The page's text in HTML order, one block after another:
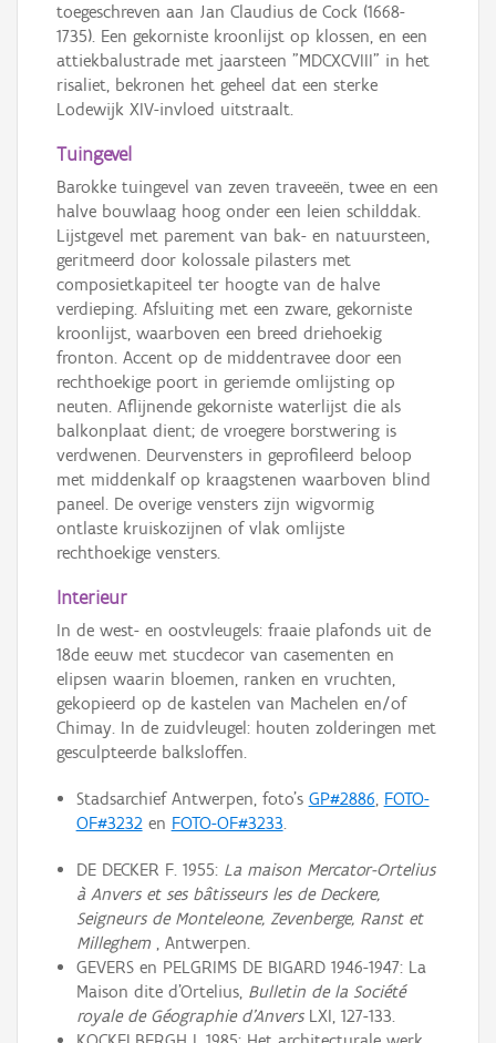
toegeschreven aan Jan Claudius de Cock (1668-
1735). Een gekorniste kroonlijst op klossen, en een
attiekbalustrade met jaarsteen "MDCXCVIII" in het
risaliet, bekronen het geheel dat een sterke
Lodewijk XIV-invloed uitstraalt.
Tuingevel
Barokke tuingevel van zeven traveeën, twee en een
halve bouwlaag hoog onder een leien schilddak.
Lijstgevel met parement van bak- en natuursteen,
geritmeerd door kolossale pilasters met
composietkapiteel ter hoogte van de halve
verdieping. Afsluiting met een zware, gekorniste
kroonlijst, waarboven een breed driehoekig
fronton. Accent op de middentravee door een
rechthoekige poort in geriemde omlijsting op
neuten. Aflijnende gekorniste waterlijst die als
balkonplaat dient; de vroegere borstwering is
verdwenen. Deurvensters in geprofileerd beloop
met middenkalf op kraagstenen waarboven blind
paneel. De overige vensters zijn wigvormig
ontlaste kruiskozijnen of vlak omlijste
rechthoekige vensters.
Interieur
In de west- en oostvleugels: fraaie plafonds uit de
18de eeuw met stucdecor van casementen en
elipsen waarin bloemen, ranken en vruchten,
gekopieerd op de kastelen van Machelen en/of
Chimay. In de zuidvleugel: houten zolderingen met
gesculpteerde balksloffen.
Stadsarchief Antwerpen, foto's GP#2886, FOTO-
OF#3232en FOTO-OF#3233.
DE DECKER F. 1955: La maison Mercator-Ortelius
à Anvers et ses bâtisseurs les de Deckere,
Seigneurs de Monteleone, Zevenberge, Ranst et
Milleghem , Antwerpen.
GEVERS en PELGRIMS DE BIGARD 1946-1947: La
Maison dite d'Ortelius, Bulletin de la Société
royale de Géographie d'AnversLXI, 127-133.